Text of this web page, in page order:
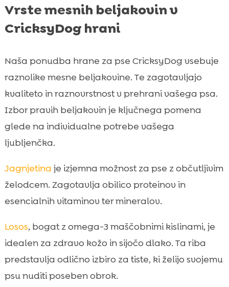
Vrste mesnih beljakovin v
CricksyDog hrani
Naša ponudba hrane za pse CricksyDog vsebuje
raznolike mesne beljakovine. Te zagotavljajo
kvaliteto in raznovrstnost v prehrani vašega psa.
Izbor pravih beljakovin je ključnega pomena
glede na individualne potrebe vašega
ljubljenčka.
Jagnjetina je izjemna možnost za pse z občutljivim
želodcem. Zagotavlja obilico proteinov in
esencialnih vitaminov ter mineralov.
Losos, bogat z omega-3 maščobnimi kislinami, je
idealen za zdravo kožo in sijočo dlako. Ta riba
predstavlja odlično izbiro za tiste, ki želijo svojemu
psu nuditi poseben obrok.